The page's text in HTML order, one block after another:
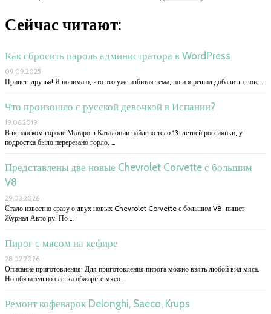
Сейчас читают:
Как сбросить пароль администратора в WordPress
09.09.2025
Привет, друзья! Я понимаю, что это уже избитая тема, но и я решил добавить свои …
Что произошло с русской девочкой в Испании?
19.06.2019
В испанском городе Матаро в Каталонии найдено тело 13-летней россиянки, у
подростка было перерезано горло, …
Представлены две новые Chevrolet Corvette с большим
V8
29.03.2026
Стало известно сразу о двух новых Chevrolet Corvette с большим V8, пишет
Журнал Авто.ру. По …
Пирог с мясом на кефире
28.02.2026
Описание приготовления: Для приготовления пирога можно взять любой вид мяса.
Но обязательно слегка обжарьте мясо …
Ремонт кофеварок Delonghi, Saeco, Krups